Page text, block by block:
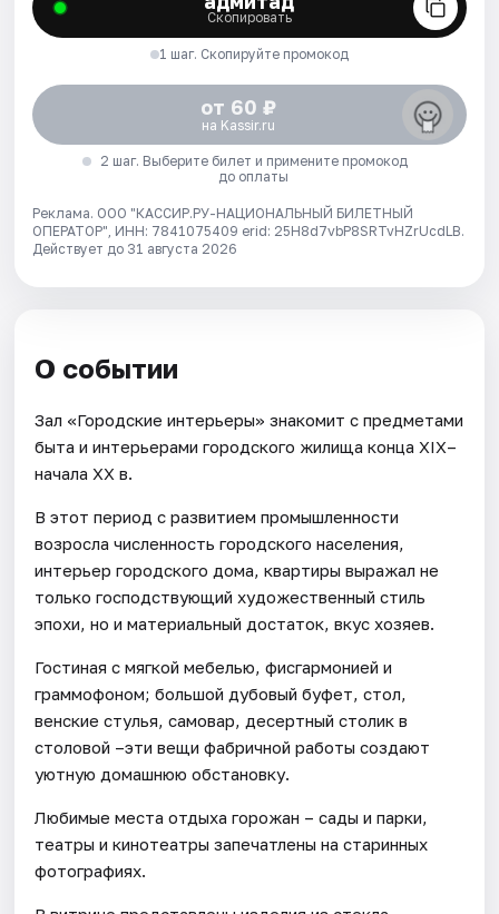
Скопировать
1 шаг. Скопируйте промокод
от 60 ₽
на Kassir.ru
2 шаг. Выберите билет и примените промокод
до оплаты
Реклама. ООО "КАССИР.РУ-НАЦИОНАЛЬНЫЙ БИЛЕТНЫЙ
ОПЕРАТОР", ИНН: 7841075409 erid: 25H8d7vbP8SRTvHZrUcdLB.
Действует до 31 августа 2026
О событии
Зал «Городские интерьеры» знакомит с предметами
быта и интерьерами городского жилища конца XIX–
начала XX в.
В этот период с развитием промышленности
возросла численность городского населения,
интерьер городского дома, квартиры выражал не
только господствующий художественный стиль
эпохи, но и материальный достаток, вкус хозяев.
Гостиная с мягкой мебелью, фисгармонией и
граммофоном; большой дубовый буфет, стол,
венские стулья, самовар, десертный столик в
столовой –эти вещи фабричной работы создают
уютную домашнюю обстановку.
Любимые места отдыха горожан – сады и парки,
театры и кинотеатры запечатлены на старинных
фотографиях.